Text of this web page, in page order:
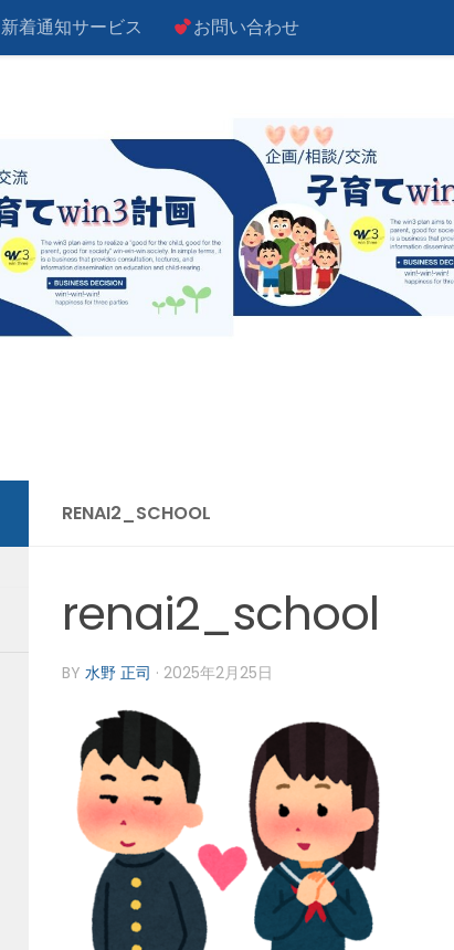
新着通知サービス お問い合わせ
RENAI2_SCHOOL
renai2_school
BY 水野 正司 · 2025年2月25日